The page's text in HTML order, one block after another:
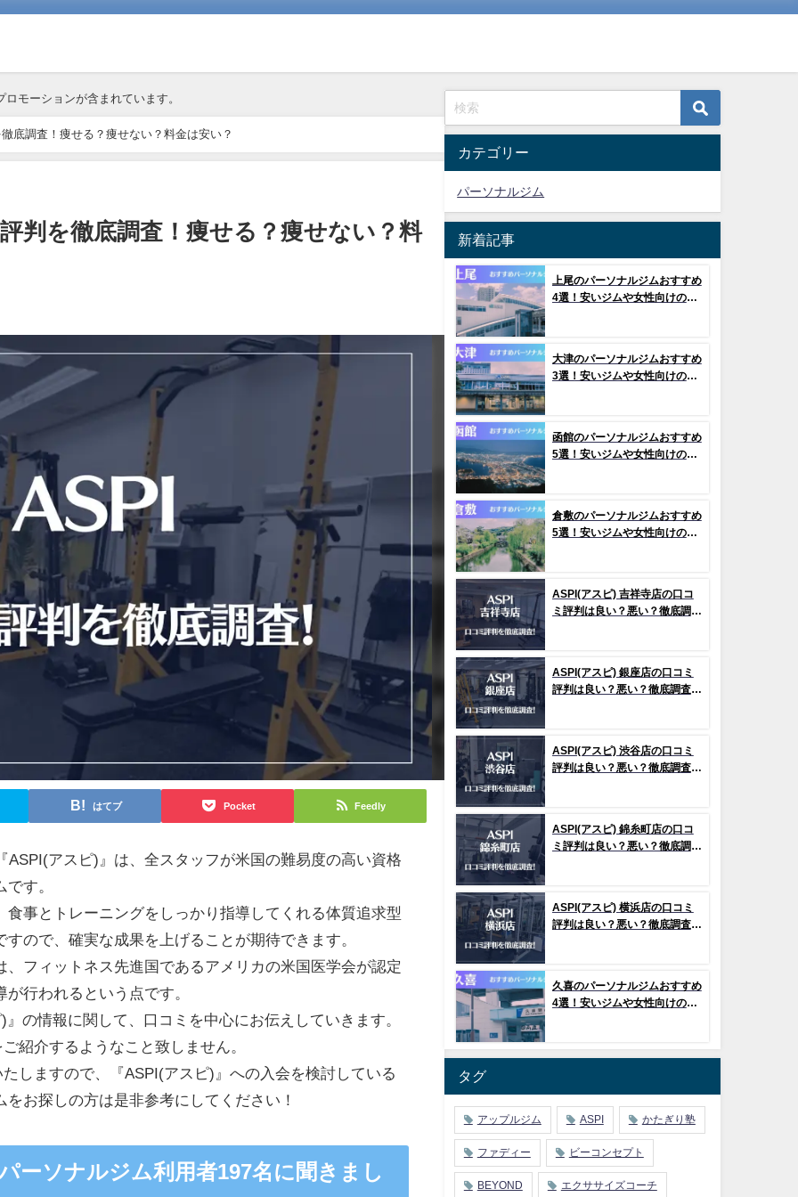
ロモーションが含まれています。
底調査！痩せる？痩せない？料金は安い？
判を徹底調査！痩せる？痩せない？料
はてブ Pocket Feedly
ASPI(アスピ)』は、全スタッフが米国の難易度の高い資格
す。
事とトレーニングをしっかり指導してくれる体質追求型
ので、確実な成果を上げることが期待できます。
フィットネス先進国であるアメリカの米国医学会が認定
行われるという点です。
の情報に関して、口コミを中心にお伝えしていきます。
紹介するようなこと致しません。
しますので、『ASPI(アスピ)』への入会を検討している
お探しの方は是非参考にしてください！
ーソナルジム利用者197名に聞きまし
カテゴリー
パーソナルジム
新着記事
上尾のパーソナルジムおすすめ
4選！安いジムや女性向けのジ
大津のパーソナルジムおすすめ
3選！安いジムや女性向けのジ
函館のパーソナルジムおすすめ
5選！安いジムや女性向けのジ
倉敷のパーソナルジムおすすめ
5選！安いジムや女性向けのジ
ASPI(アスピ) 吉祥寺店の口コ
ミ評判は良い？悪い？徹底調査
ASPI(アスピ) 銀座店の口コミ
評判は良い？悪い？徹底調査し
ASPI(アスピ) 渋谷店の口コミ
評判は良い？悪い？徹底調査し
ASPI(アスピ) 錦糸町店の口コ
ミ評判は良い？悪い？徹底調査
ASPI(アスピ) 横浜店の口コミ
評判は良い？悪い？徹底調査し
久喜のパーソナルジムおすすめ
4選！安いジムや女性向けのジ
タグ
アップルジム ASPI かたぎり塾
ファディー ビーコンセプト
BEYOND エクササイズコーチ